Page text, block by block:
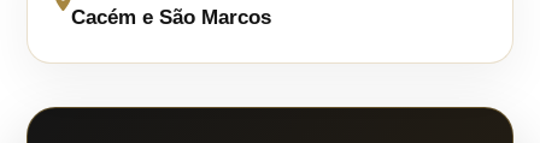
Cacém e São Marcos